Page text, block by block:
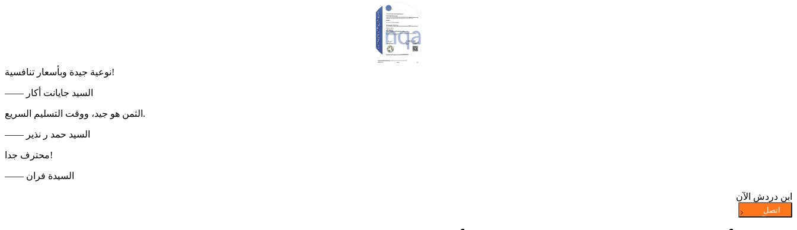
نوعية جيدة وبأسعار تنافسية!
—— السيد جايانت أكار
الثمن هو جيد، ووقت التسليم السريع.
—— السيد حمد ر نذير
محترف جدا!
—— السيدة فران
ابن دردش الآن